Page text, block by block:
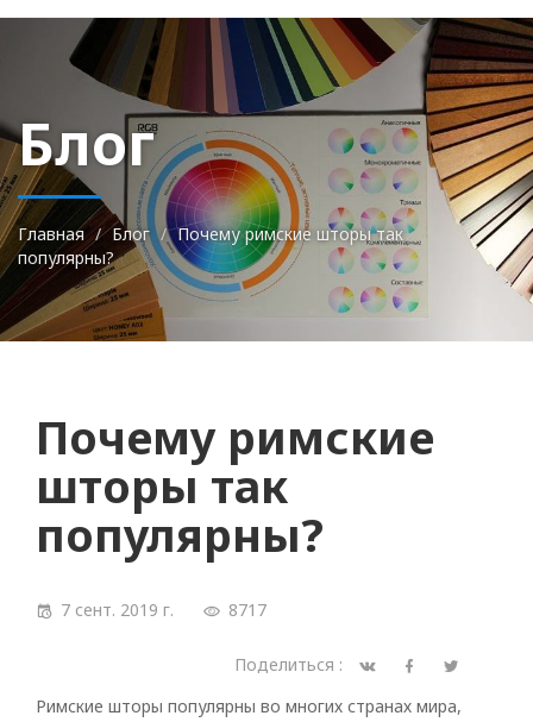
Блог
Главная Блог
Почему римские шторы так
популярны?
Почему римские
шторы так
популярны?
7 сент. 2019 г. 8717
Поделиться :
Римские шторы популярны во многих странах мира,